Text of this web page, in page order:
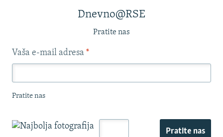
Dnevno@RSE
Pratite nas
Vaša e-mail adresa *
Pratite nas
Pratite nas